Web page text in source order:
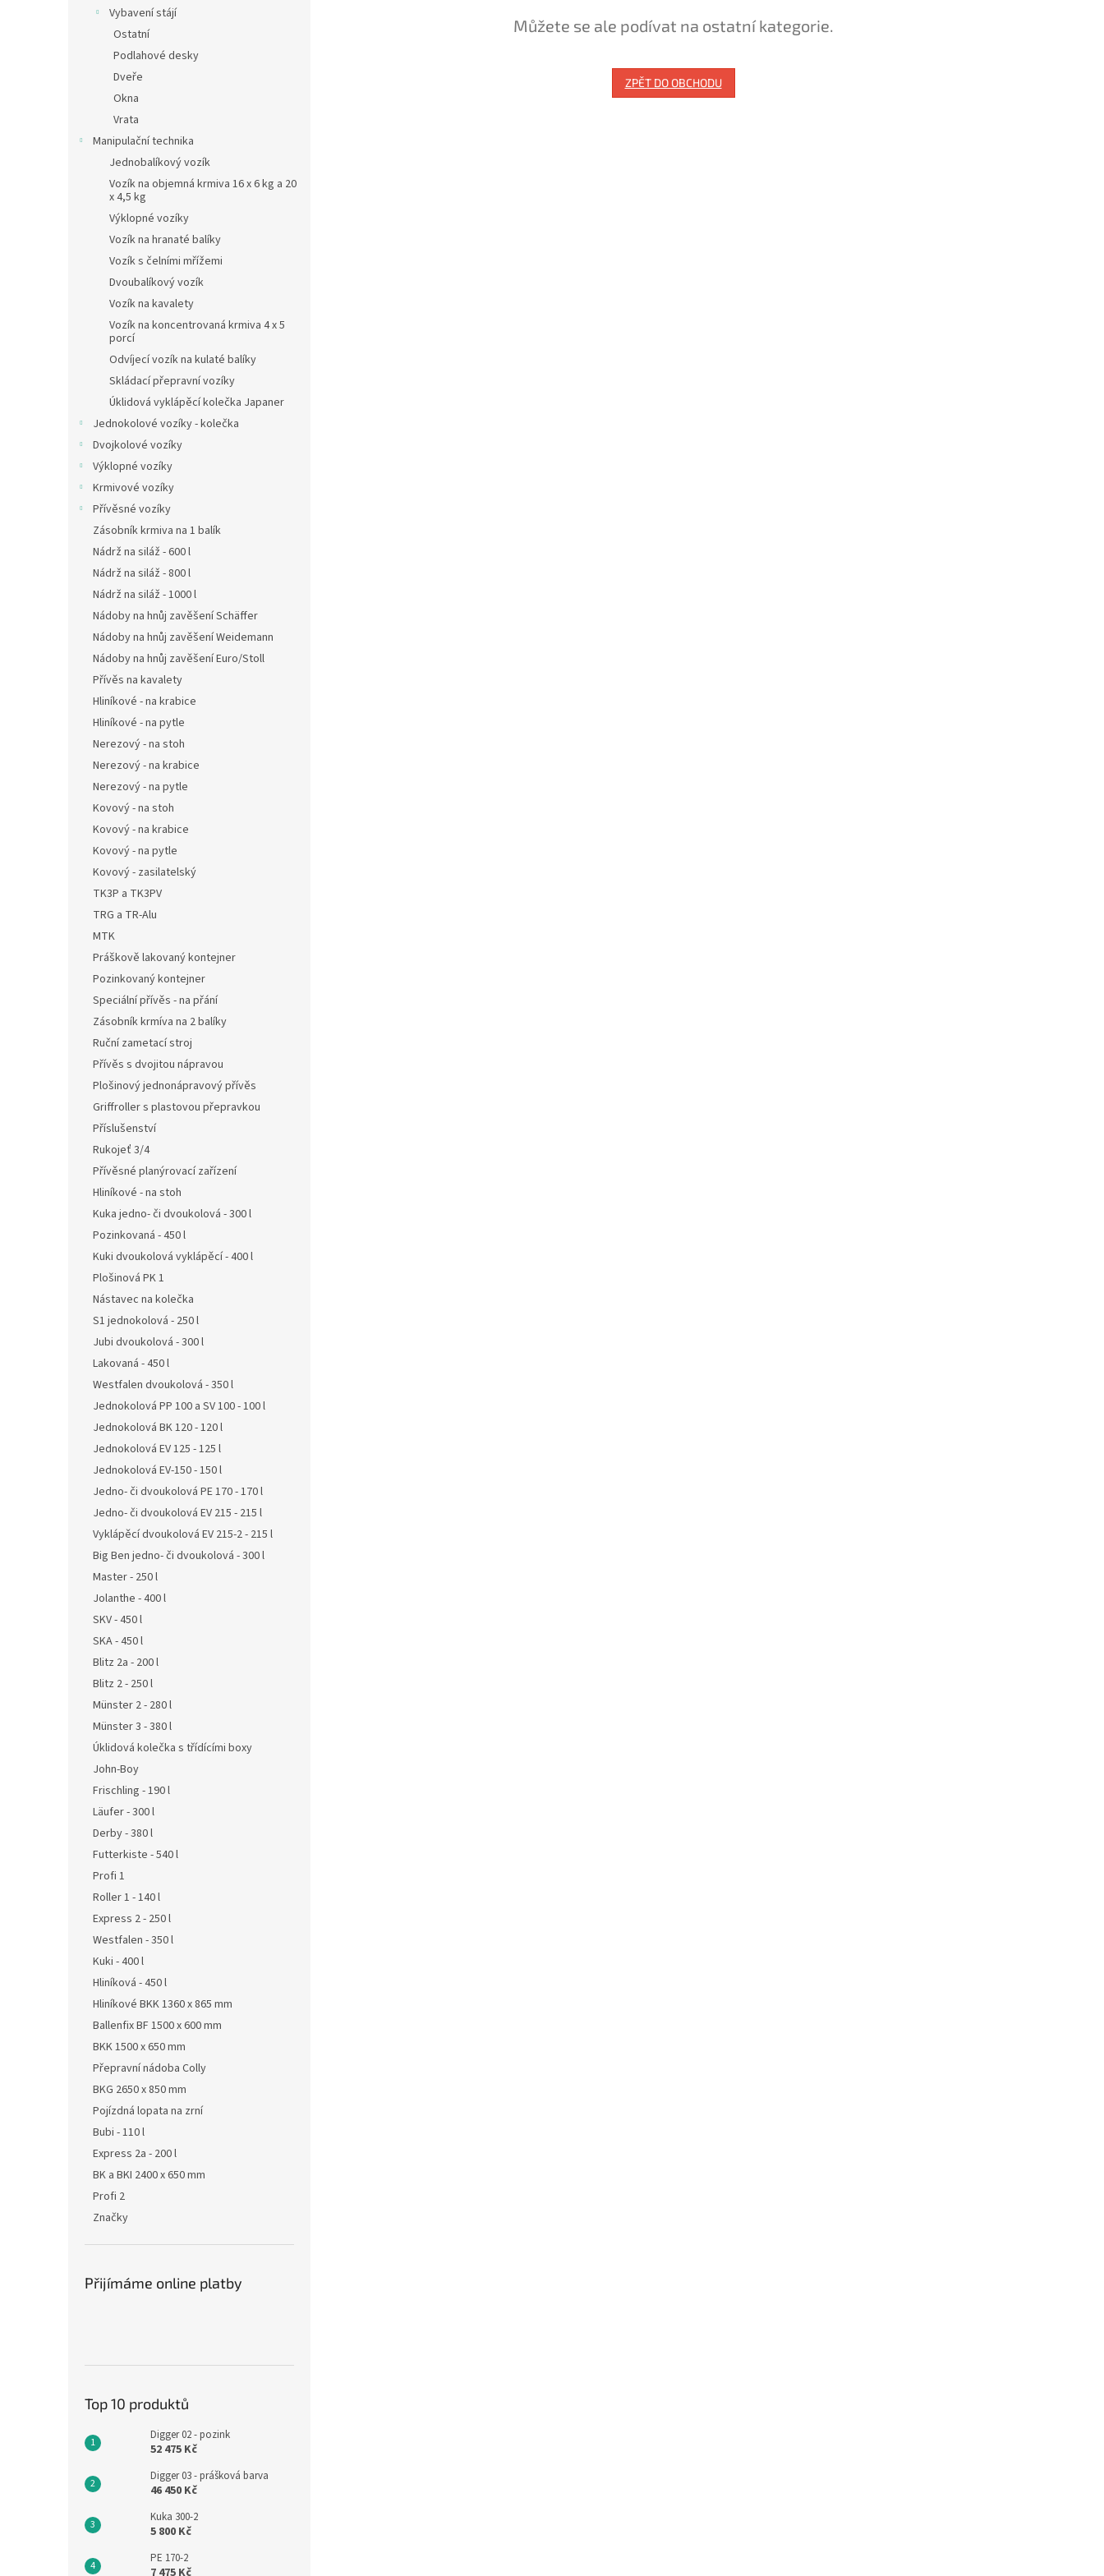
Vybavení stájí
Ostatní
Podlahové desky
Dveře
Okna
Vrata
Manipulační technika
Jednobalíkový vozík
Vozík na objemná krmiva 16 x 6 kg a 20
x 4,5 kg
Výklopné vozíky
Vozík na hranaté balíky
Vozík s čelními mřížemi
Dvoubalíkový vozík
Vozík na kavalety
Vozík na koncentrovaná krmiva 4 x 5
porcí
Odvíjecí vozík na kulaté balíky
Skládací přepravní vozíky
Úklidová vyklápěcí kolečka Japaner
Jednokolové vozíky - kolečka
Dvojkolové vozíky
Výklopné vozíky
Krmivové vozíky
Přívěsné vozíky
Zásobník krmiva na 1 balík
Nádrž na siláž - 600 l
Nádrž na siláž - 800 l
Nádrž na siláž - 1000 l
Nádoby na hnůj zavěšení Schäffer
Nádoby na hnůj zavěšení Weidemann
Nádoby na hnůj zavěšení Euro/Stoll
Přívěs na kavalety
Hliníkové - na krabice
Hliníkové - na pytle
Nerezový - na stoh
Nerezový - na krabice
Nerezový - na pytle
Kovový - na stoh
Kovový - na krabice
Kovový - na pytle
Kovový - zasilatelský
TK3P a TK3PV
TRG a TR-Alu
MTK
Práškově lakovaný kontejner
Pozinkovaný kontejner
Speciální přívěs - na přání
Zásobník krmíva na 2 balíky
Ruční zametací stroj
Přívěs s dvojitou nápravou
Plošinový jednonápravový přívěs
Griffroller s plastovou přepravkou
Příslušenství
Rukojeť 3/4
Přívěsné planýrovací zařízení
Hliníkové - na stoh
Kuka jedno- či dvoukolová - 300 l
Pozinkovaná - 450 l
Kuki dvoukolová vyklápěcí - 400 l
Plošinová PK 1
Nástavec na kolečka
S1 jednokolová - 250 l
Jubi dvoukolová - 300 l
Lakovaná - 450 l
Westfalen dvoukolová - 350 l
Jednokolová PP 100 a SV 100 - 100 l
Jednokolová BK 120 - 120 l
Jednokolová EV 125 - 125 l
Jednokolová EV-150 - 150 l
Jedno- či dvoukolová PE 170 - 170 l
Jedno- či dvoukolová EV 215 - 215 l
Vyklápěcí dvoukolová EV 215-2 - 215 l
Big Ben jedno- či dvoukolová - 300 l
Master - 250 l
Jolanthe - 400 l
SKV - 450 l
SKA - 450 l
Blitz 2a - 200 l
Blitz 2 - 250 l
Münster 2 - 280 l
Münster 3 - 380 l
Úklidová kolečka s třídícími boxy
John-Boy
Frischling - 190 l
Läufer - 300 l
Derby - 380 l
Futterkiste - 540 l
Profi 1
Roller 1 - 140 l
Express 2 - 250 l
Westfalen - 350 l
Kuki - 400 l
Hliníková - 450 l
Hliníkové BKK 1360 x 865 mm
Ballenfix BF 1500 x 600 mm
BKK 1500 x 650 mm
Přepravní nádoba Colly
BKG 2650 x 850 mm
Pojízdná lopata na zrní
Bubi - 110 l
Express 2a - 200 l
BK a BKI 2400 x 650 mm
Profi 2
Značky
Přijímáme online platby
Top 10 produktů
Digger 02 - pozink
52 475 Kč
Digger 03 - prášková barva
46 450 Kč
Kuka 300-2
5 800 Kč
PE 170-2
7 475 Kč
Můžete se ale podívat na ostatní kategorie.
ZPĚT DO OBCHODU